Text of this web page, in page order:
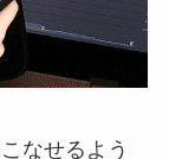
なせるよう